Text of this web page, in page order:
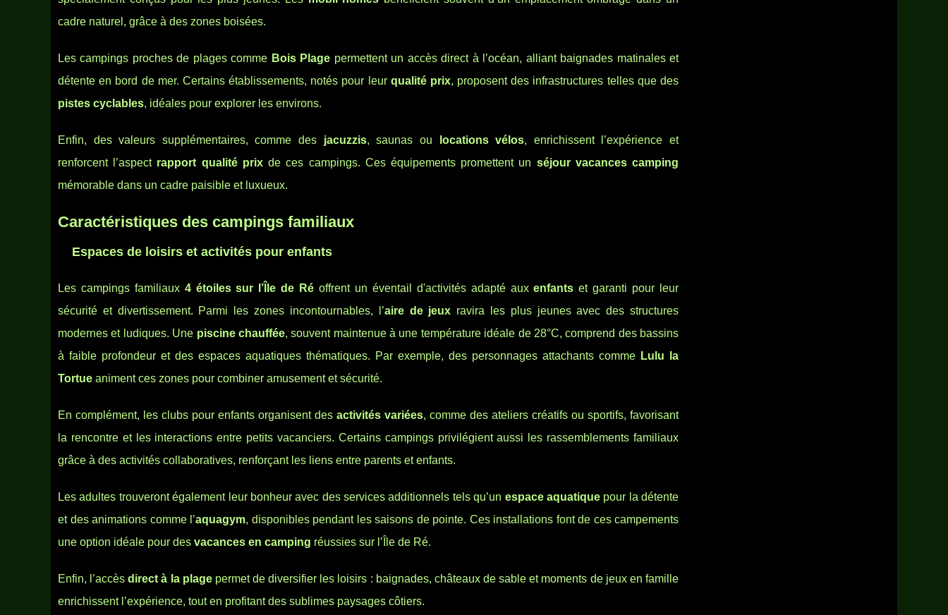
cadre naturel, grâce à des zones boisées.
Les campings proches de plages comme Bois Plage permettent un accès direct à l’océan, alliant baignades matinales et
détente en bord de mer. Certains établissements, notés pour leur qualité prix, proposent des infrastructures telles que des
pistes cyclables, idéales pour explorer les environs.
Enfin, des valeurs supplémentaires, comme des jacuzzis, saunas ou locations vélos, enrichissent l’expérience et
renforcent l’aspect rapport qualité prixde ces campings. Ces équipements promettent un séjour vacances camping
mémorable dans un cadre paisible et luxueux.
Caractéristiques des campings familiaux
Espaces de loisirs et activités pour enfants
Les campings familiaux 4 étoiles sur l’Île de Ré offrent un éventail d'activités adapté auxenfants et garanti pour leur
sécurité et divertissement. Parmi les zones incontournables, l’aire de jeux ravira les plus jeunes avec des structures
modernes et ludiques. Une piscine chauffée, souvent maintenue à une température idéale de 28°C, comprend des bassins
à faible profondeur et des espaces aquatiques thématiques. Par exemple, des personnages attachants comme Lulu la
Tortue animent ces zones pour combiner amusement et sécurité.
En complément, les clubs pour enfants organisent des activités variées, comme des ateliers créatifs ou sportifs, favorisant
la rencontre et les interactions entre petits vacanciers. Certains campings privilégient aussi les rassemblements familiaux
grâce à des activités collaboratives, renforçant les liens entre parents et enfants.
Les adultes trouveront également leur bonheur avec des services additionnels tels qu’un espace aquatiquepour la détente
et des animations comme l’aquagym, disponibles pendant les saisons de pointe. Ces installations font de ces campements
une option idéale pour des vacances en camping réussies sur l’Île de Ré.
Enfin, l’accèsdirect à la plagepermet de diversifier les loisirs : baignades, châteaux de sable et moments de jeux en famille
enrichissent l’expérience, tout en profitant des sublimes paysages côtiers.